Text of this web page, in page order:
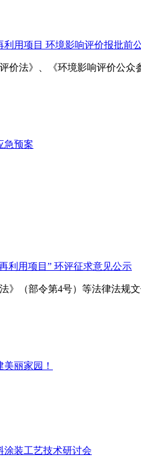
用项目 环境影响评价报批前
价法》、《环境影响评价公
急预案
利用项目” 环评征求意见公示
》（部令第4号）等法律法规
丽家园！
装工艺技术研讨会